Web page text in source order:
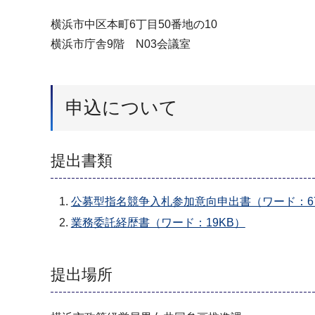
横浜市中区本町6丁目50番地の10
横浜市庁舎9階 N03会議室
申込について
提出書類
公募型指名競争入札参加意向申出書（ワード：
業務委託経歴書（ワード：19KB）
提出場所